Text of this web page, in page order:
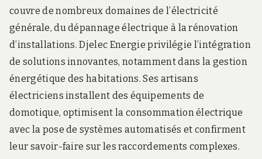
couvre de nombreux domaines de l’électricité
générale, du dépannage électrique à la rénovation
d’installations. Djelec Energie privilégie l’intégration
de solutions innovantes, notamment dans la gestion
énergétique des habitations. Ses artisans
électriciens installent des équipements de
domotique, optimisent la consommation électrique
avec la pose de systèmes automatisés et confirment
leur savoir-faire sur les raccordements complexes.